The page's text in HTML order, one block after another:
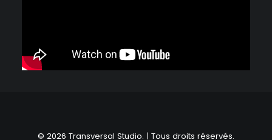
© 2026 Transversal Studio. | Tous droits réservés.